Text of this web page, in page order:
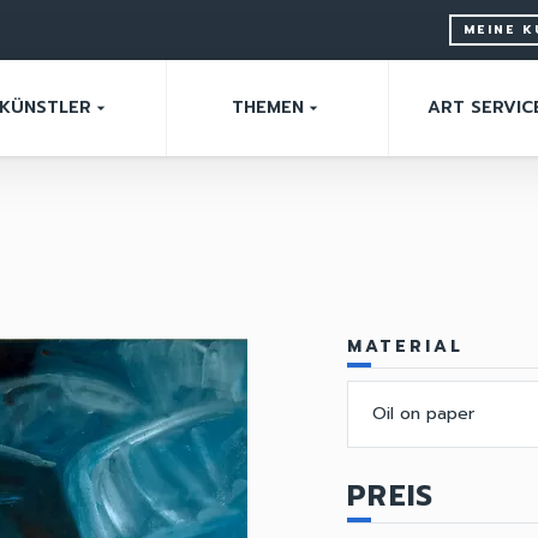
MEINE
arrow_drop_down THEMEN arrow_drop_down ART
MATERIAL
Oil on paper
PREIS